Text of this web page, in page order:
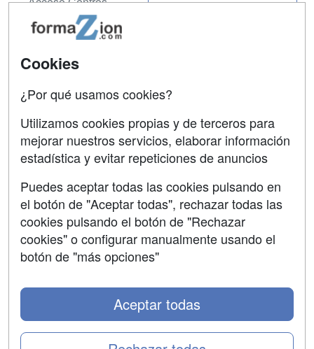
Contactar
Copyleft
Grupo formazion:
Cookies
¿Por qué usamos cookies?
Utilizamos cookies propias y de terceros para
mejorar nuestros servicios, elaborar información
estadística y evitar repeticiones de anuncios
Puedes aceptar todas las cookies pulsando en
el botón de "Aceptar todas", rechazar todas las
cookies pulsando el botón de "Rechazar
cookies" o configurar manualmente usando el
botón de "más opciones"
Aceptar todas